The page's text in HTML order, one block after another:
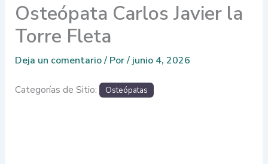
Osteópata Carlos Javier la
Torre Fleta
Deja un comentario/ Por/ junio 4, 2026
Categorías de Sitio: Osteópatas